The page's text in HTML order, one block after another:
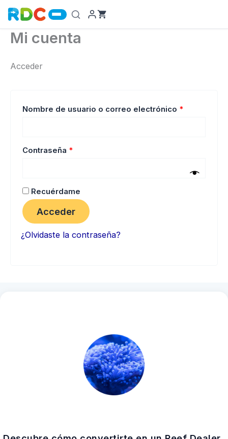
contenido
Mi cuenta
Acceder
Nombre de usuario o correo electrónico *
Contraseña *
Recuérdame
Acceder
¿Olvidaste la contraseña?